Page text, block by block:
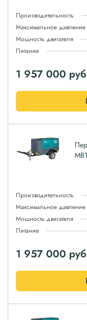
Производительность
Максимальное давление
Мощность двигателя
Питание
1 957 000 руб
Производительность
Максимальное давление
Мощность двигателя
Питание
1 957 000 руб